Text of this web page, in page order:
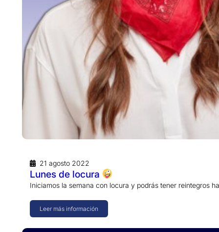
21 agosto 2022
Lunes de locura
Iniciamos la semana con locura y podrás tener reintegros
Leer más información